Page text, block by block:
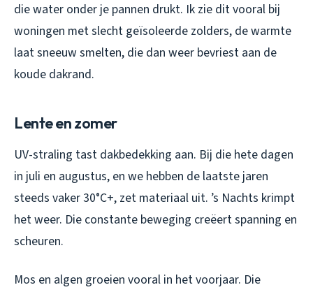
die water onder je pannen drukt. Ik zie dit vooral bij
woningen met slecht geïsoleerde zolders, de warmte
laat sneeuw smelten, die dan weer bevriest aan de
koude dakrand.
Lente en zomer
UV-straling tast dakbedekking aan. Bij die hete dagen
in juli en augustus, en we hebben de laatste jaren
steeds vaker 30°C+, zet materiaal uit. ’s Nachts krimpt
het weer. Die constante beweging creëert spanning en
scheuren.
Mos en algen groeien vooral in het voorjaar. Die